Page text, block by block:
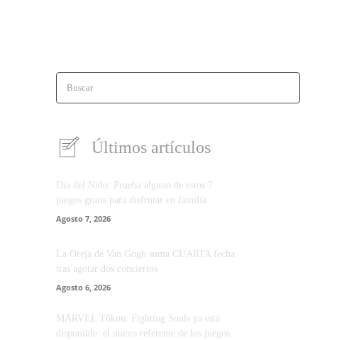
Buscar
Últimos artículos
Día del Niño: Prueba alguno de estos 7
juegos gratis para disfrutar en familia
Agosto 7, 2026
La Oreja de Van Gogh suma CUARTA fecha
tras agotar dos conciertos
Agosto 6, 2026
MARVEL Tōkon: Fighting Souls ya está
disponible: el nuevo referente de los juegos